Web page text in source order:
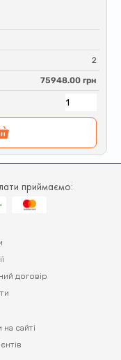
2
75948.00 грн
приймаємо:
договір
сайті